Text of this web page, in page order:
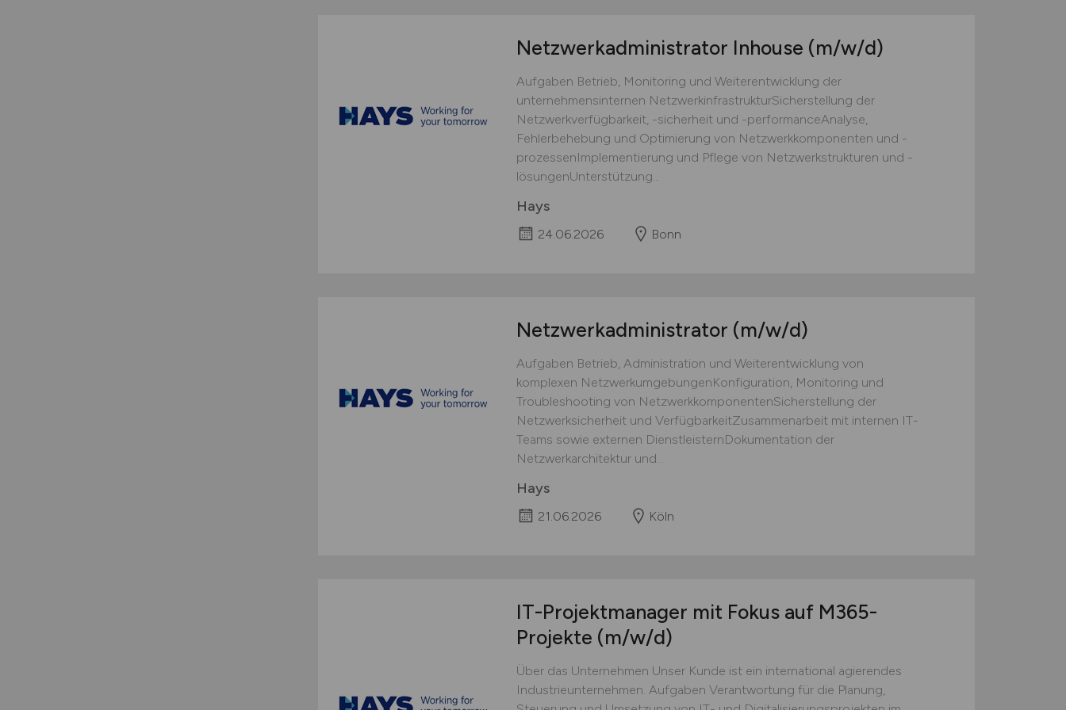
Netzwerkadministrator Inhouse (m/w/d)
Aufgaben Betrieb, Monitoring und Weiterentwicklung der
unternehmensinternen NetzwerkinfrastrukturSicherstellung der
Netzwerkverfügbarkeit, -sicherheit und -performanceAnalyse,
Fehlerbehebung und Optimierung von Netzwerkkomponenten und -
prozessenImplementierung und Pflege von Netzwerkstrukturen und -
lösungenUnterstützung...
Hays
24.06.2026 Bonn
Netzwerkadministrator (m/w/d)
Aufgaben Betrieb, Administration und Weiterentwicklung von
komplexen NetzwerkumgebungenKonfiguration, Monitoring und
Troubleshooting von NetzwerkkomponentenSicherstellung der
Netzwerksicherheit und VerfügbarkeitZusammenarbeit mit internen IT-
Teams sowie externen DienstleisternDokumentation der
Netzwerkarchitektur und...
Hays
21.06.2026 Köln
IT-Projektmanager mit Fokus auf M365-
Projekte (m/w/d)
Über das Unternehmen Unser Kunde ist ein international agierendes
Industrieunternehmen. Aufgaben Verantwortung für die Planung,